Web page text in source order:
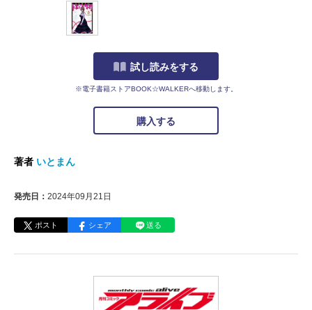
試し読みをする
※電子書籍ストアBOOK☆WALKERへ移動します。
購入する
著者 いとまん
発売日： 2024年09月21日
ポスト シェア 送る